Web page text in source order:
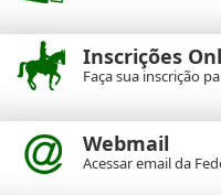
Inscrições
Faça sua inscrição
Webmail
Acessar email da